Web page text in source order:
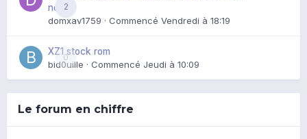
2
noir
domxav1759 · Commencé Vendredi à 18:19
0
XZ1 stock rom
bid0uille · Commencé Jeudi à 10:09
Le forum en chiffre